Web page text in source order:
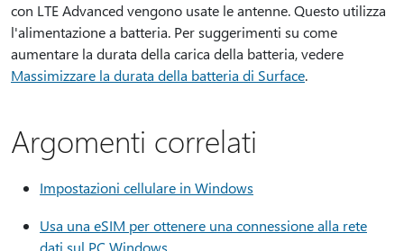
con LTE Advanced vengono usate le antenne. Questo utilizza
l'alimentazione a batteria. Per suggerimenti su come
aumentare la durata della carica della batteria, vedere
Massimizzare la durata della batteria di Surface.
Argomenti correlati
Impostazioni cellulare in Windows
Usa una eSIM per ottenere una connessione alla rete
dati sul PC Windows